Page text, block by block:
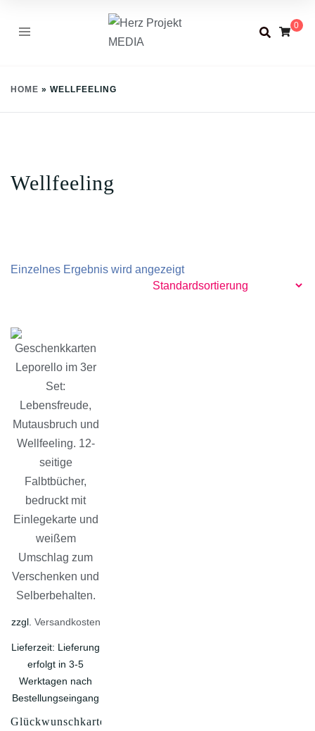
0
HOME » WELLFEELING
Wellfeeling
Einzelnes Ergebnis wird angezeigt
zzgl. Versandkosten
Lieferzeit: Lieferung
erfolgt in 3-5
Werktagen nach
Bestellungseingang
Glückwunschkarten